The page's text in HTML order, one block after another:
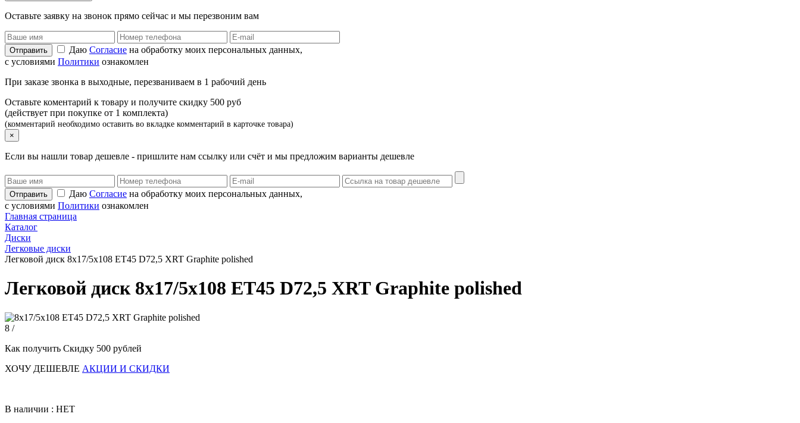
Оставьте заявку на звонок прямо сейчас и мы перезвоним вам
Даю Согласие на обработку моих персональных данных,
с условиями Политики ознакомлен
При заказе звонка в выходные, перезваниваем в 1 рабочий день
Оставьте коментарий к товару и получите скидку 500 руб
(действует при покупке от 1 комплекта)
(комментарий необходимо оставить во вкладке комментарий в карточке товара)
×
Если вы нашли товар дешевле - пришлите нам ссылку или счёт и мы предложим варианты дешевле
Даю Согласие на обработку моих персональных данных,
с условиями Политики ознакомлен
Главная страница
Каталог
Диски
Легковые диски
Легковой диск 8x17/5x108 ET45 D72,5 XRT Graphite polished
Легковой диск 8x17/5x108 ET45 D72,5 XRT Graphite polished
8 /
Как получить Скидку 500 рублей
ХОЧУ ДЕШЕВЛЕ АКЦИИ И СКИДКИ
В наличии : НЕТ